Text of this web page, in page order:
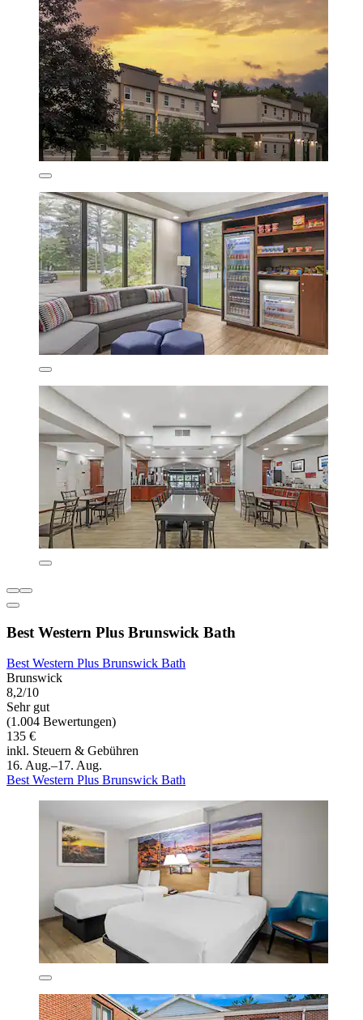
Best Western Plus Brunswick Bath
Best Western Plus Brunswick Bath
Brunswick
8,2/10
Sehr gut
(1.004 Bewertungen)
135 €
inkl. Steuern & Gebühren
16. Aug.–17. Aug.
Best Western Plus Brunswick Bath